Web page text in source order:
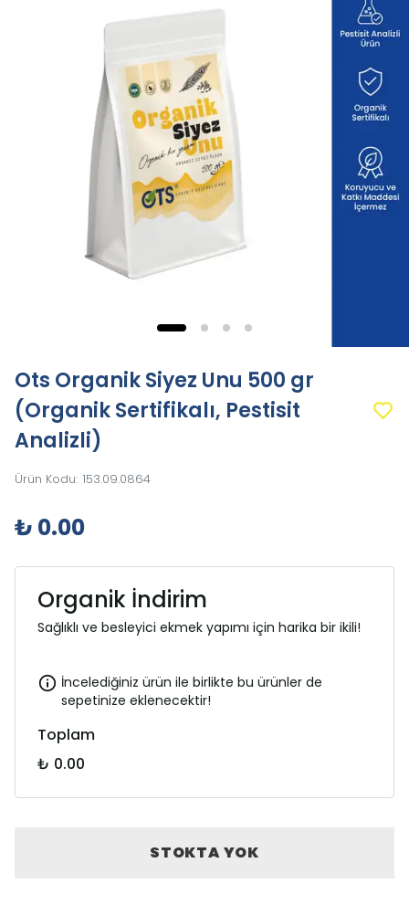
Ots Organik Siyez Unu 500 gr
(Organik Sertifikalı, Pestisit
Analizli)
Ürün Kodu: 153.09.0864
₺ 0.00
Organik İndirim
Sağlıklı ve besleyici ekmek yapımı için harika bir ikili!
İncelediğiniz ürün ile birlikte bu ürünler de
sepetinize eklenecektir!
Toplam
₺ 0.00
STOKTA YOK